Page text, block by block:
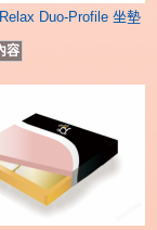
Duo-Profile 坐墊
容